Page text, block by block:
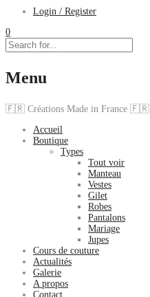
Login / Register
0
Menu
🇫🇷 Créations Made in France 🇫🇷
Accueil
Boutique
Types
Tout voir
Manteau
Vestes
Gilet
Robes
Pantalons
Mariage
Jupes
Cours de couture
Actualités
Galerie
A propos
Contact